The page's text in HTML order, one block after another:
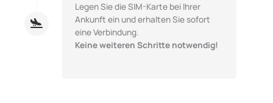
Legen Sie die SIM-Karte bei Ihrer
Ankunft ein und erhalten Sie sofort
eine Verbindung.
Keine weiteren Schritte notwendig!